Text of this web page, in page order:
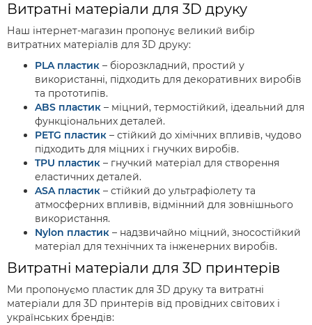
Витратні матеріали для 3D друку
Наш інтернет-магазин пропонує великий вибір
витратних матеріалів для 3D друку:
PLA пластик – біорозкладний, простий у
використанні, підходить для декоративних виробів
та прототипів.
ABS пластик – міцний, термостійкий, ідеальний для
функціональних деталей.
PETG пластик – стійкий до хімічних впливів, чудово
підходить для міцних і гнучких виробів.
TPU пластик – гнучкий матеріал для створення
еластичних деталей.
ASA пластик – стійкий до ультрафіолету та
атмосферних впливів, відмінний для зовнішнього
використання.
Nylon пластик – надзвичайно міцний, зносостійкий
матеріал для технічних та інженерних виробів.
Витратні матеріали для 3D принтерів
Ми пропонуємо пластик для 3D друку та витратні
матеріали для 3D принтерів від провідних світових і
українських брендів: